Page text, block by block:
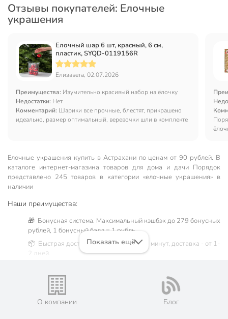
Отзывы покупателей: Елочные
украшения
Елочный шар 6 шт, красный, 6 см,
пластик, SYQD-0119156R
Елизавета, 02.07.2026
Преимущества: Изумительно красивый набор на ёлочку
Недостатки: Нет
Комментарий: Шарики все прочные, блестят, прикрашено
идеально, размер оптимальный, веревочки шли в комплекте
Елочные украшения купить в Астрахани по ценам от 90 рублей. В
каталоге интернет-магазина товаров для дома и дачи Порядок
представлено 245 товаров в категории «елочные украшения» в
наличии
Наши преимущества:
🎁 Бонусная система. Максимальный кэшбэк до 279 бонусных
рублей, 1 бонусный балл = 1 рубль.
📦 Быстрая доставка. Самовывоз от 60 минут, доставка - от 1-
2 дней.
Жители Астраханской области могут сделать заказ и оплатить
его онлайн на официальном сайте сети магазинов Порядок.
Мы предлагаем бесплатную курьерскую доставку для товара
«елочные украшения» при заказе от 3000 рублей в такие
Показать ещё
О компании Блог